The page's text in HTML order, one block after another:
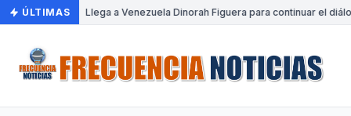
ÚLTIMAS• Llega a Venezuela Dinorah Figuera para continuar el